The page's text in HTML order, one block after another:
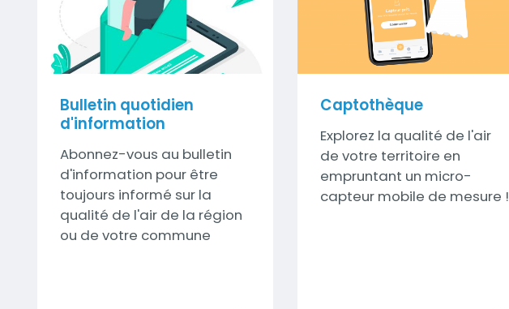
Visuel
Bulletin quotidien
d'information
Sous-
titre
Abonnez-vous au bulletin
d'information pour être
toujours informé sur la
qualité de l'air de la région
ou de votre commune
Visuel
Captothèque
Sous-
titre
Explorez la qualité de l'air
de votre territoire en
empruntant un micro-
capteur mobile de mesure !